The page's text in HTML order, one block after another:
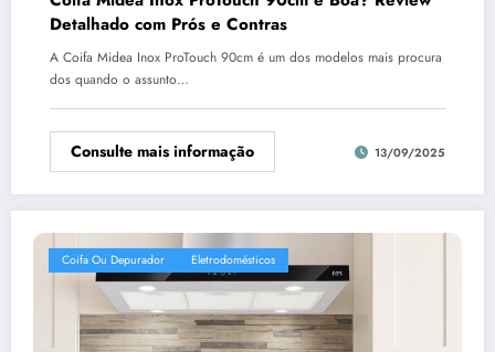
Detalhado com Prós e Contras
A Coifa Midea Inox ProTouch 90cm é um dos modelos mais procura
dos quando o assunto…
Consulte mais informação 13/09/2025
Coifa Ou Depurador Eletrodomésticos